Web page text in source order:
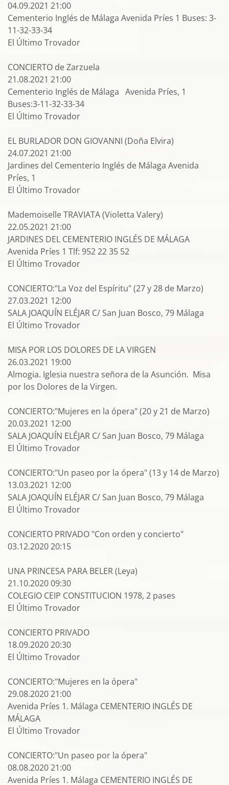
04.09.2021 21:00
Cementerio Inglés de Málaga Avenida Príes 1 Buses: 3-
11-32-33-34
El Último Trovador
CONCIERTO de Zarzuela
21.08.2021 21:00
Cementerio Inglés de Málaga Avenida Príes, 1
Buses:3-11-32-33-34
El Último Trovador
EL BURLADOR DON GIOVANNI (Doña Elvira)
24.07.2021 21:00
Jardines del Cementerio Inglés de Málaga Avenida
Príes, 1
El Último Trovador
Mademoiselle TRAVIATA (Violetta Valery)
22.05.2021 21:00
JARDINES DEL CEMENTERIO INGLÉS DE MÁLAGA
Avenida Príes 1 Tlf: 952 22 35 52
El Último Trovador
CONCIERTO:"La Voz del Espíritu" (27 y 28 de Marzo)
27.03.2021 12:00
SALA JOAQUÍN ELÉJAR C/ San Juan Bosco, 79 Málaga
El Último Trovador
MISA POR LOS DOLORES DE LA VIRGEN
26.03.2021 19:00
Almogia. Iglesia nuestra señora de la Asunción. Misa
por los Dolores de la Virgen.
CONCIERTO:"Mujeres en la ópera" (20 y 21 de Marzo)
20.03.2021 12:00
SALA JOAQUÍN ELÉJAR C/ San Juan Bosco, 79 Málaga
El Último Trovador
CONCIERTO:"Un paseo por la ópera" (13 y 14 de Marzo)
13.03.2021 12:00
SALA JOAQUÍN ELÉJAR C/ San Juan Bosco, 79 Málaga
El Último Trovador
CONCIERTO PRIVADO "Con orden y concierto"
03.12.2020 20:15
UNA PRINCESA PARA BELER (Leya)
21.10.2020 09:30
COLEGIO CEIP CONSTITUCION 1978, 2 pases
El Último Trovador
CONCIERTO PRIVADO
18.09.2020 20:30
El Último Trovador
CONCIERTO:"Mujeres en la ópera"
29.08.2020 21:00
Avenida Príes 1. Málaga CEMENTERIO INGLÉS DE
MÁLAGA
El Último Trovador
CONCIERTO:"Un paseo por la ópera"
08.08.2020 21:00
Avenida Príes 1. Málaga CEMENTERIO INGLÉS DE